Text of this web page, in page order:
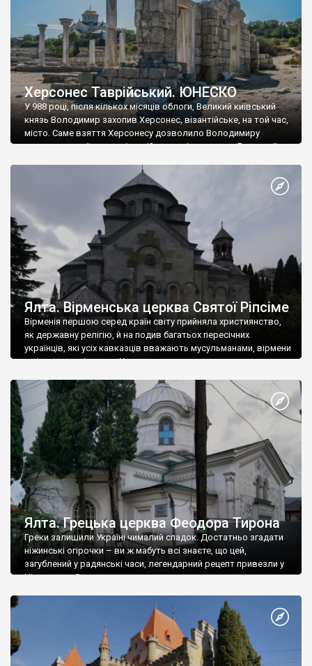
Херсонес Таврійський. ЮНЕСКО
У 988 році, після кількох місяців облоги, Великий київський
князь Володимир захопив Херсонес, візантійське, на той час,
місто. Саме взяття Херсонесу дозволило Володимиру
диктувати свої умови візантійському імператору Василю ІІ, та
Херсонесі Володимир-язичник, став Василем-християнином.
А потім було Хрещення Русі. На честь Херсонесу Таврійського
Ялта. Вірменська церква Святої Ріпсіме
Вірменія першою серед країн світу прийняла християнство,
як державну релігію, й на подив багатьох пересічних
українців, які усіх кавказців вважають мусульманами, вірмени
є відданими вірянами Христа
Ялта. Грецька церква Феодора Тирона
Греки залишили Україні чималий спадок. Достатньо згадати
ніжинські огірочки – ви ж мабуть всі знаєте, що цей,
загублений у радянські часи, легендарний рецепт привезли у
Ніжин греки?